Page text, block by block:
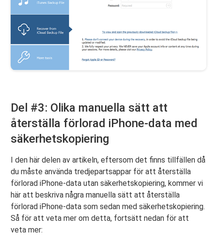
Del #3: Olika manuella sätt att
återställa förlorad iPhone-data med
säkerhetskopiering
I den här delen av artikeln, eftersom det finns tillfällen då
du måste använda tredjepartsappar för att återställa
förlorad iPhone-data utan säkerhetskopiering, kommer vi
här att beskriva några manuella sätt att återställa
förlorad iPhone-data som sedan med säkerhetskopiering.
Så för att veta mer om detta, fortsätt nedan för att
veta mer: